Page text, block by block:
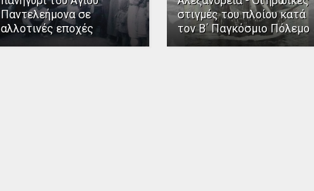
Παντελεήμονα σε
αλλοτινές εποχές
στιγμές του πλοίου κατά
τον Β΄ Παγκόσμιο Πόλεμο